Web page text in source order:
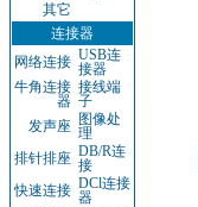
其它
连接器
网络连接 USB连
接器
牛角连接
器
接线端
子
发声座 图像处
理
排针排座 DB/R连
接
快速连接 DCl连接
器